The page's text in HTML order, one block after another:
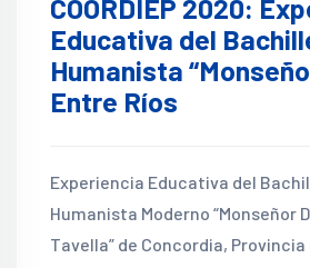
COORDIEP 2020:
Educativa del
Humanista
Entre Ríos
Experiencia Educativa del
Humanista Moderno “Monseñor
Tavella” de Concordia, Provincia